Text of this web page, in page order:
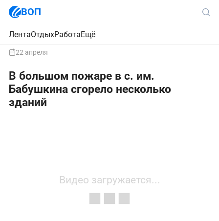
ВОП
ЛентаОтдыхРаботаЕщё
22 апреля
В большом пожаре в с. им.
Бабушкина сгорело несколько
зданий
Видео загружается...